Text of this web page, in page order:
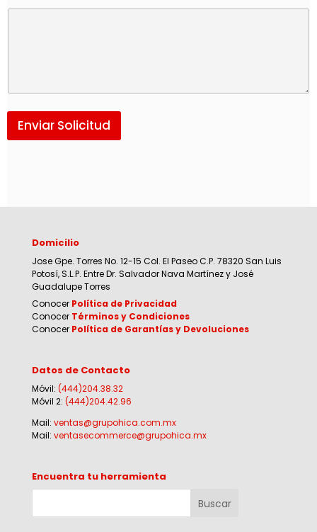
Enviar Solicitud
Domicilio
Jose Gpe. Torres No. 12-15 Col. El Paseo C.P. 78320 San Luis
Potosí, S.L.P. Entre Dr. Salvador Nava Martínez y José
Guadalupe Torres
Conocer Política de Privacidad
Conocer Términos y Condiciones
Conocer Política de Garantías y Devoluciones
Datos de Contacto
Móvil: (444)204.38.32
Móvil 2: (444)204.42.96
Mail: ventas@grupohica.com.mx
Mail: ventasecommerce@grupohica.mx
Encuentra tu herramienta